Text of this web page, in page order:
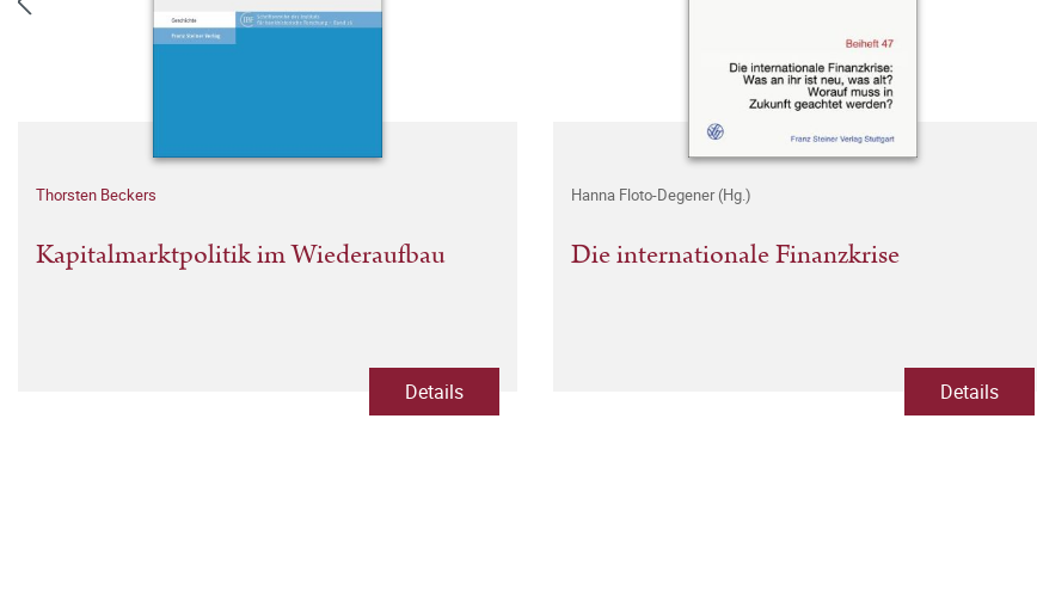
Thorsten Beckers
Kapitalmarktpolitik im Wiederaufbau
Details
Hanna Floto-Degener (Hg.)
Die internationale Finanzkrise
Details